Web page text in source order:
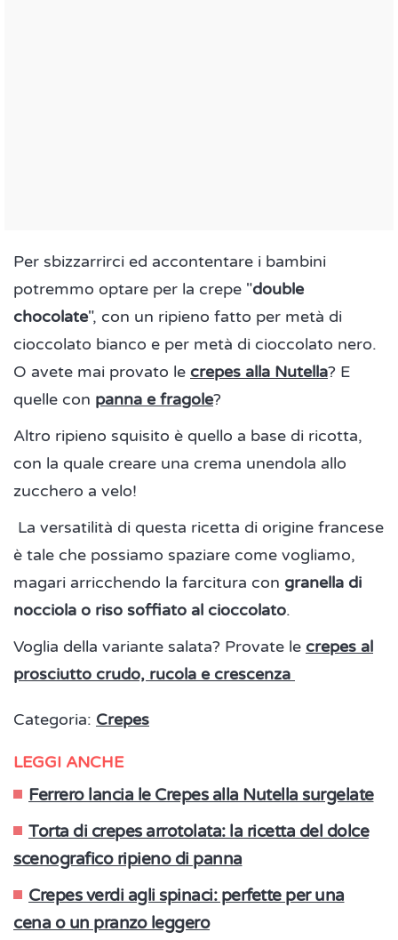
Per sbizzarrirci ed accontentare i bambini
potremmo optare per la crepe "double
chocolate", con un ripieno fatto per metà di
cioccolato bianco e per metà di cioccolato nero.
O avete mai provato le crepes alla Nutella? E
quelle con panna e fragole?
Altro ripieno squisito è quello a base di ricotta,
con la quale creare una crema unendola allo
zucchero a velo!
La versatilità di questa ricetta di origine francese
è tale che possiamo spaziare come vogliamo,
magari arricchendo la farcitura con granella di
nocciola o riso soffiato al cioccolato.
Voglia della variante salata? Provate le crepes al
prosciutto crudo, rucola e crescenza
Categoria: Crepes
LEGGI ANCHE
Ferrero lancia le Crepes alla Nutella surgelate
Torta di crepes arrotolata: la ricetta del dolce
scenografico ripieno di panna
Crepes verdi agli spinaci: perfette per una
cena o un pranzo leggero